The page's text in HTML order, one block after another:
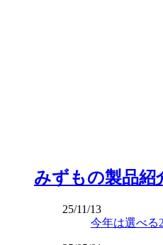
みずもの製品紹
25/11/13
今年は選べる